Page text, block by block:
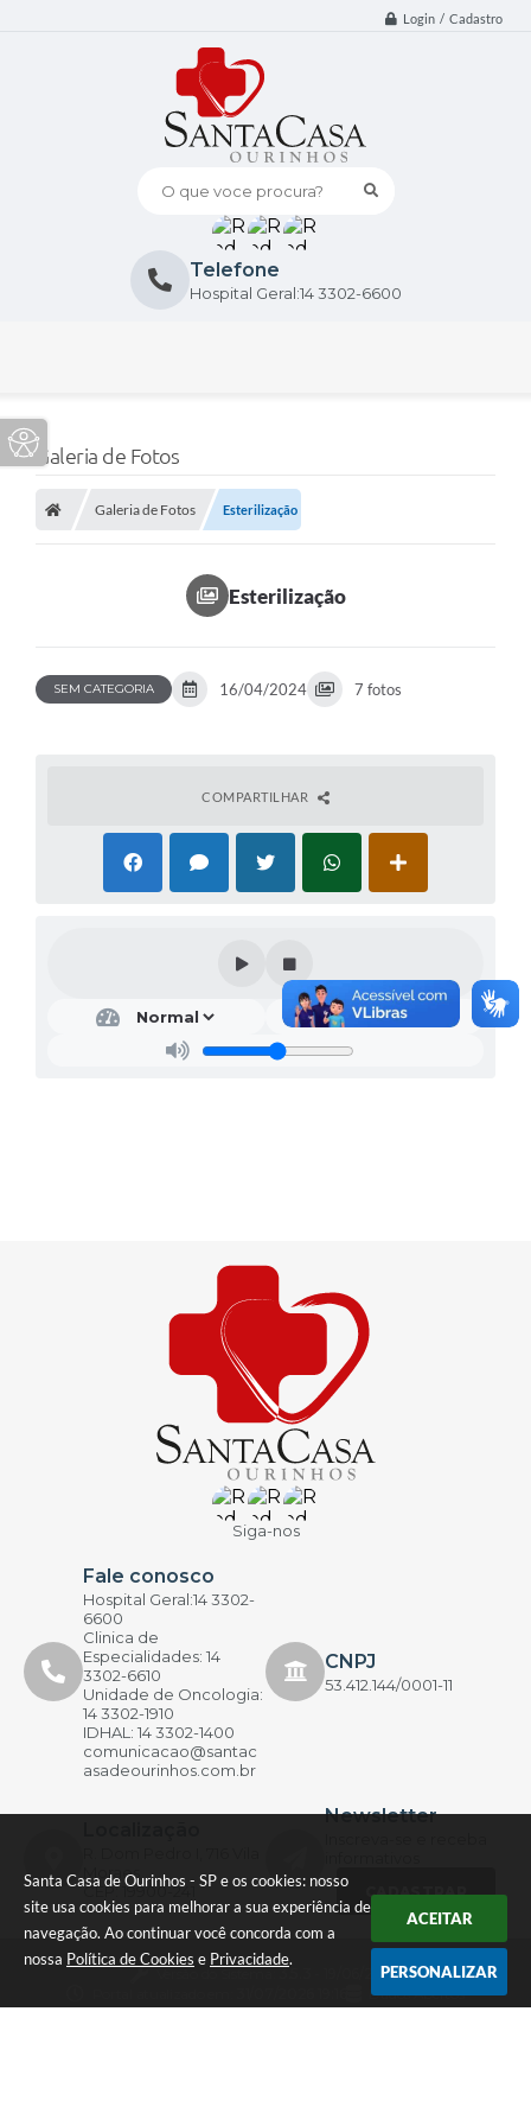
Santa Casa de Ourinhos - SP e os cookies: nosso
site usa cookies para melhorar a sua experiência de
navegação. Ao continuar você concorda com a
nossa Política de Cookies e Privacidade.
ACEITAR
PERSONALIZAR
Login / Cadastro
O que voce procura?
Telefone
Hospital Geral:14 3302-6600
Galeria de Fotos
Galeria de Fotos Esterilização
Esterilização
SEM CATEGORIA 16/04/2024 7 fotos
COMPARTILHAR
Siga-nos
Moraes
CEP: 19900-241
Fale conosco
Hospital Geral:14 3302-
6600
Clinica de
Especialidades: 14
3302-6610
Unidade de Oncologia:
14 3302-1910
IDHAL: 14 3302-1400
comunicacao@santac
asadeourinhos.com.br
CNPJ
53.412.144/0001-11
Newsletter
CADASTRAR
3.5.3 - 19/06/2026
Dados Abertos